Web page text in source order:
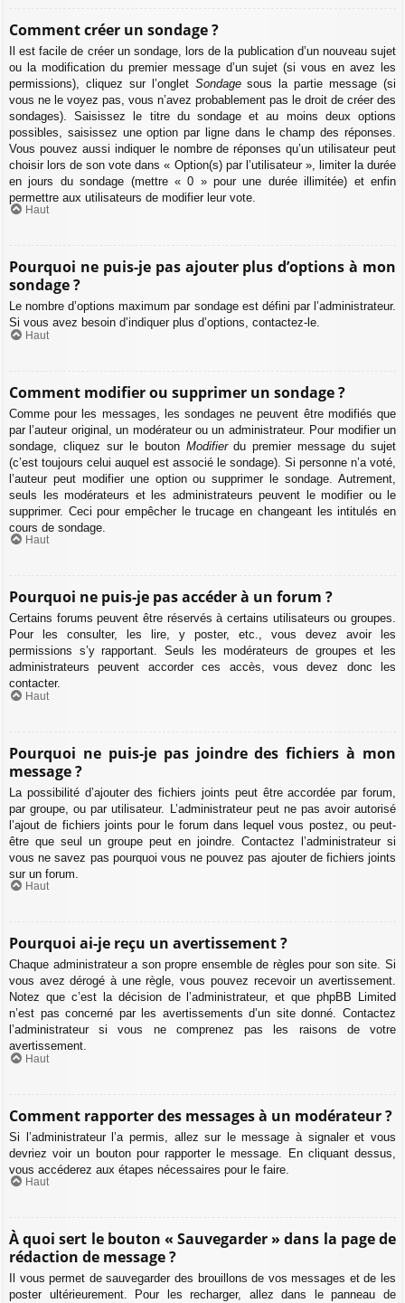
Comment créer un sondage ?
Il est facile de créer un sondage, lors de la publication d’un nouveau sujet
ou la modification du premier message d’un sujet (si vous en avez les
permissions), cliquez sur l’onglet Sondagesous la partie message (si
vous ne le voyez pas, vous n’avez probablement pas le droit de créer des
sondages). Saisissez le titre du sondage et au moins deux options
possibles, saisissez une option par ligne dans le champ des réponses.
Vous pouvez aussi indiquer le nombre de réponses qu’un utilisateur peut
choisir lors de son vote dans « Option(s) par l’utilisateur », limiter la durée
en jours du sondage (mettre « 0 » pour une durée illimitée) et enfin
permettre aux utilisateurs de modifier leur vote.
Haut
Pourquoi ne puis-je pas ajouter plus d’options à mon
sondage ?
Le nombre d’options maximum par sondage est défini par l’administrateur.
Si vous avez besoin d’indiquer plus d’options, contactez-le.
Haut
Comment modifier ou supprimer un sondage ?
Comme pour les messages, les sondages ne peuvent être modifiés que
par l’auteur original, un modérateur ou un administrateur. Pour modifier un
sondage, cliquez sur le bouton Modifierdu premier message du sujet
(c’est toujours celui auquel est associé le sondage). Si personne n’a voté,
l’auteur peut modifier une option ou supprimer le sondage. Autrement,
seuls les modérateurs et les administrateurs peuvent le modifier ou le
supprimer. Ceci pour empêcher le trucage en changeant les intitulés en
cours de sondage.
Haut
Pourquoi ne puis-je pas accéder à un forum ?
Certains forums peuvent être réservés à certains utilisateurs ou groupes.
Pour les consulter, les lire, y poster, etc., vous devez avoir les
permissions s’y rapportant. Seuls les modérateurs de groupes et les
administrateurs peuvent accorder ces accès, vous devez donc les
contacter.
Haut
Pourquoi ne puis-je pas joindre des fichiers à mon
message ?
La possibilité d’ajouter des fichiers joints peut être accordée par forum,
par groupe, ou par utilisateur. L’administrateur peut ne pas avoir autorisé
l’ajout de fichiers joints pour le forum dans lequel vous postez, ou peut-
être que seul un groupe peut en joindre. Contactez l’administrateur si
vous ne savez pas pourquoi vous ne pouvez pas ajouter de fichiers joints
sur un forum.
Haut
Pourquoi ai-je reçu un avertissement ?
Chaque administrateur a son propre ensemble de règles pour son site. Si
vous avez dérogé à une règle, vous pouvez recevoir un avertissement.
Notez que c’est la décision de l’administrateur, et que phpBB Limited
n’est pas concerné par les avertissements d’un site donné. Contactez
l’administrateur si vous ne comprenez pas les raisons de votre
avertissement.
Haut
Comment rapporter des messages à un modérateur ?
Si l’administrateur l’a permis, allez sur le message à signaler et vous
devriez voir un bouton pour rapporter le message. En cliquant dessus,
vous accéderez aux étapes nécessaires pour le faire.
Haut
À quoi sert le bouton « Sauvegarder » dans la page de
rédaction de message ?
Il vous permet de sauvegarder des brouillons de vos messages et de les
poster ultérieurement. Pour les recharger, allez dans le panneau de